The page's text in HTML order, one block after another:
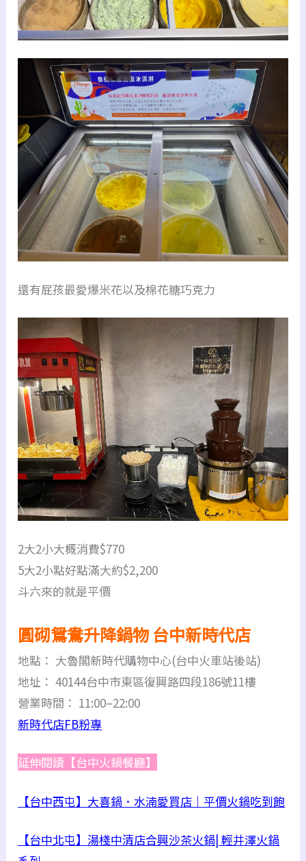
還有屁孩最愛爆米花以及棉花糖巧克力
2大2小大概消費$770
5大2小點好點滿大約$2,200
斗六來的就是平價
圓砌鴛鴦升降鍋物 台中新時代店
地點： 大魯閣新時代購物中心(台中火車站後站)
地址： 40144台中市東區復興路四段186號11樓
營業時間： 11:00–22:00
新時代店FB粉專
延伸閱讀【台中火鍋餐廳】
【台中西屯】大喜鍋．水湳愛買店｜平價火鍋吃到飽
【台中北屯】湯棧中清店合興沙茶火鍋| 輕井澤火鍋